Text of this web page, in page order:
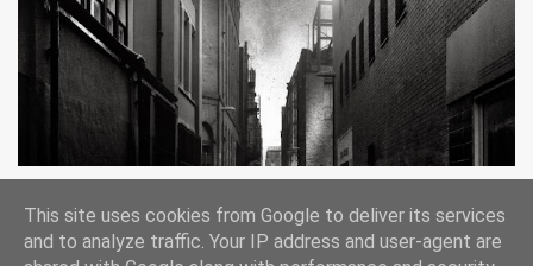
Lee Jeffries
This site uses cookies from Google to deliver its services
and to analyze traffic. Your IP address and user-agent are